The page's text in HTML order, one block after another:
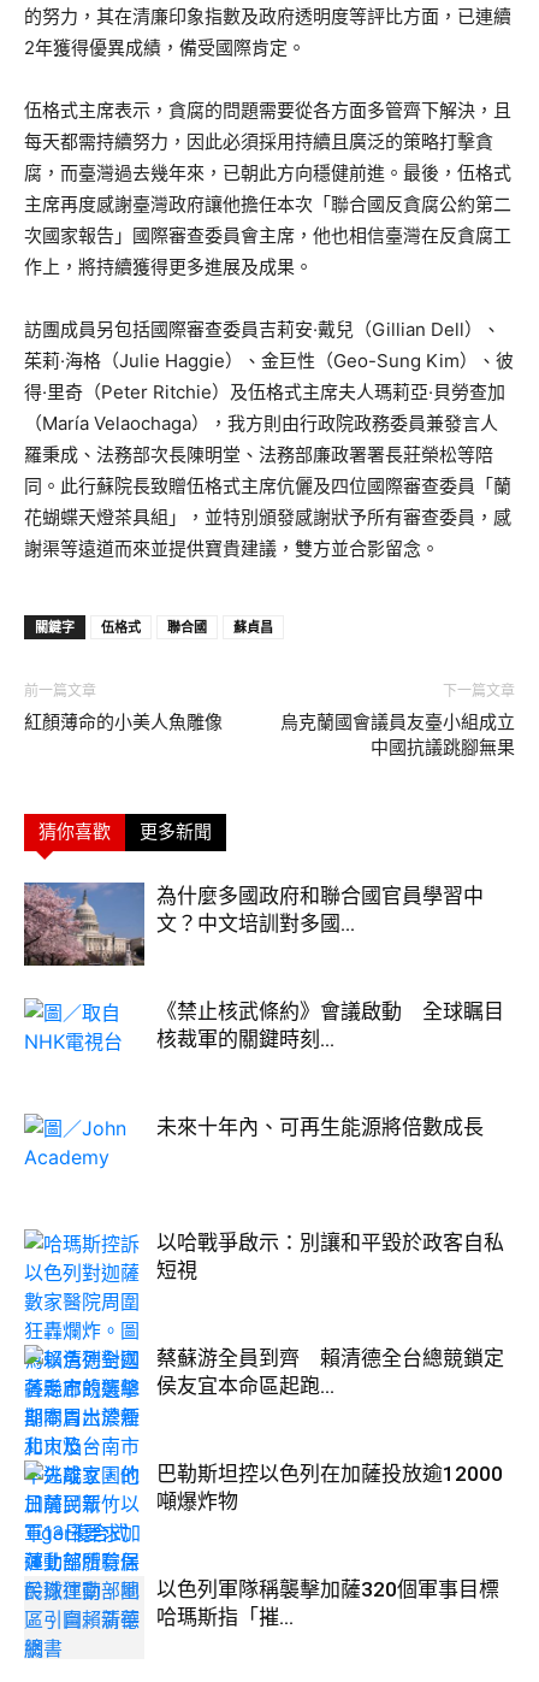
的努力，其在清廉印象指數及政府透明度等評比方面，已連續
2年獲得優異成績，備受國際肯定。
伍格式主席表示，貪腐的問題需要從各方面多管齊下解決，且
每天都需持續努力，因此必須採用持續且廣泛的策略打擊貪
腐，而臺灣過去幾年來，已朝此方向穩健前進。最後，伍格式
主席再度感謝臺灣政府讓他擔任本次「聯合國反貪腐公約第二
次國家報告」國際審查委員會主席，他也相信臺灣在反貪腐工
作上，將持續獲得更多進展及成果。
訪團成員另包括國際審查委員吉莉安·戴兒（Gillian Dell）、
茱莉·海格（Julie Haggie）、金巨性（Geo-Sung Kim）、彼
得·里奇（Peter Ritchie）及伍格式主席夫人瑪莉亞·貝勞查加
（María Velaochaga），我方則由行政院政務委員兼發言人
羅秉成、法務部次長陳明堂、法務部廉政署署長莊榮松等陪
同。此行蘇院長致贈伍格式主席伉儷及四位國際審查委員「蘭
花蝴蝶天燈茶具組」，並特別頒發感謝狀予所有審查委員，感
謝渠等遠道而來並提供寶貴建議，雙方並合影留念。
關鍵字 伍格式 聯合國 蘇貞昌
前一篇文章
紅顏薄命的小美人魚雕像
下一篇文章
烏克蘭國會議員友臺小組成立
中國抗議跳腳無果
猜你喜歡 更多新聞
為什麼多國政府和聯合國官員學習中
文？中文培訓對多國...
《禁止核武條約》會議啟動 全球瞩目
核裁軍的關鍵時刻...
未來十年內、可再生能源將倍數成長
以哈戰爭啟示：別讓和平毀於政客自私
短視
蔡蘇游全員到齊 賴清德全台總競鎖定
侯友宜本命區起跑...
巴勒斯坦控以色列在加薩投放逾12000
噸爆炸物
以色列軍隊稱襲擊加薩320個軍事目標
哈瑪斯指「摧...